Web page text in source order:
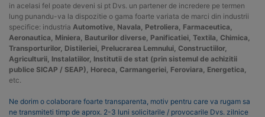
in acelasi fel poate deveni si pt Dvs. un partener de incredere pe termen
lung punandu-va la dispozitie o gama foarte variata de marci din industrii
specifice: industria Automotive, Navala, Petroliera, Farmaceutica,
Aeronautica, Miniera, Bauturilor diverse, Panificatiei, Textila, Chimica,
Transporturilor, Distileriei, Prelucrarea Lemnului, Constructiilor,
Agriculturii, Instalatiilor, Institutii de stat (prin sistemul de achizitii
publice SICAP / SEAP), Horeca, Carmangeriei, Feroviara, Energetica,
etc.
Ne dorim o colaborare foarte transparenta, motiv pentru care va rugam sa
ne transmiteti timp de aprox. 2-3 luni solicitarile / provocarile Dvs. zilnice